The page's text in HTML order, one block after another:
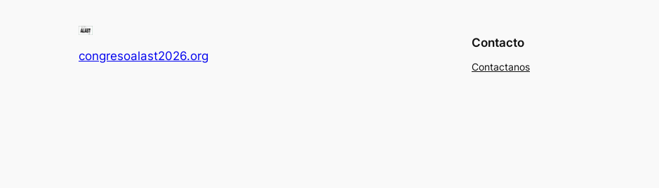
congresoalast2026.org
Contacto
Contactanos